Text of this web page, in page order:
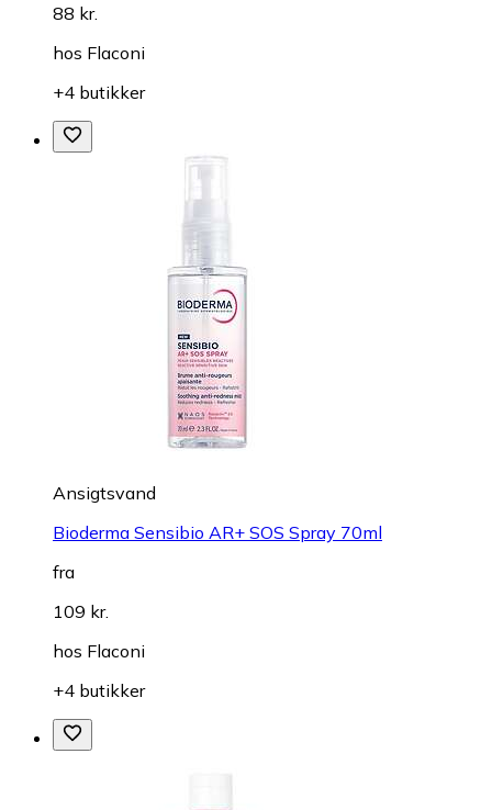
88 kr.
hos Flaconi
+4 butikker
Ansigtsvand
Bioderma Sensibio AR+ SOS Spray 70ml
fra
109 kr.
hos Flaconi
+4 butikker